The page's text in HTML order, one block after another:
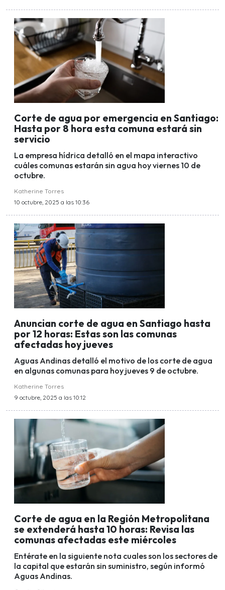
Corte de agua por emergencia en Santiago:
Hasta por 8 hora esta comuna estará sin
servicio
La empresa hídrica detalló en el mapa interactivo
cuáles comunas estarán sin agua hoy viernes 10 de
octubre.
Katherine Torres
10 octubre, 2025 a las 10:36
Anuncian corte de agua en Santiago hasta
por 12 horas: Estas son las comunas
afectadas hoy jueves
Aguas Andinas detalló el motivo de los corte de agua
en algunas comunas para hoy jueves 9 de octubre.
Katherine Torres
9 octubre, 2025 a las 10:12
Corte de agua en la Región Metropolitana
se extenderá hasta 10 horas: Revisa las
comunas afectadas este miércoles
Entérate en la siguiente nota cuales son los sectores de
la capital que estarán sin suministro, según informó
Aguas Andinas.